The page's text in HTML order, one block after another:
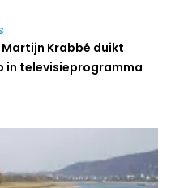
Martijn Krabbé duikt
in televisieprogramma